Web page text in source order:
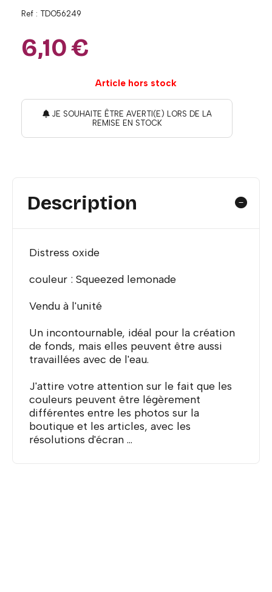
Ref : TDO56249
6,10€
Article hors stock
JE SOUHAITE ÊTRE AVERTI(E) LORS DE LA
REMISE EN STOCK
Description
Distress oxide
couleur : Squeezed lemonade
Vendu à l'unité
Un incontournable, idéal pour la création
de fonds, mais elles peuvent être aussi
travaillées avec de l'eau.
J'attire votre attention sur le fait que les
couleurs peuvent être légèrement
différentes entre les photos sur la
boutique et les articles, avec les
résolutions d'écran ...